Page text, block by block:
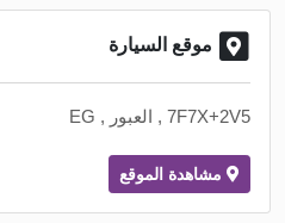
موقع السيارة
7F7X+2V5 , العبور , EG
مشاهدة الموقع